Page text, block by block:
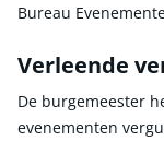
Bureau
Verleende
De burgemeester
evenementen